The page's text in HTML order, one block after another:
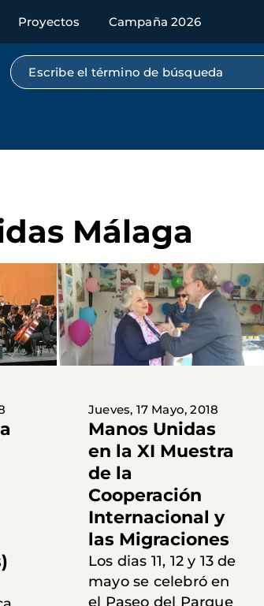
Proyectos Campaña 2026
Búsqueda por texto completo
Málaga
Jueves, 17 Mayo, 2018
Manos Unidas
en la XI Muestra
de la
Cooperación
Internacional y
las Migraciones
Los dias 11, 12 y 13 de
mayo se celebró en
el Paseo del Parque